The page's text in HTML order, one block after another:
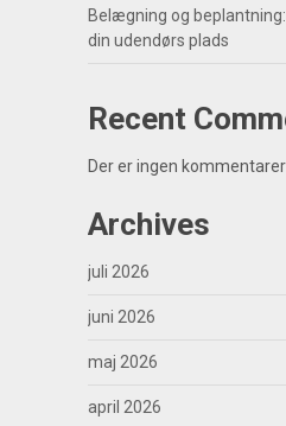
Belægning og
din udendørs plads
Recent
Der er ingen kommentarer
Archives
juli 2026
juni 2026
maj 2026
april 2026